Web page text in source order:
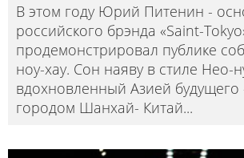
В этом году Юрий Питенин -
российского брэнда «Saint-
продемонстрировал публике
ноу-хау. Сон наяву в стиле Нео-
вдохновленный Азией
городом Шанхай- Китай...